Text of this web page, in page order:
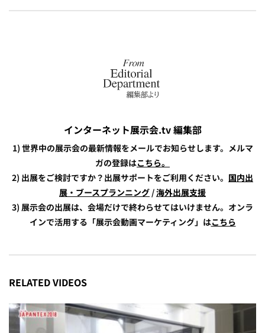
インターネット展示会.tv 編集部
1) 世界中の展示会の最新情報をメールでお知らせします。メルマ
ガの登録はこちら。
2) 出展をご検討ですか？出展サポートをご利用ください。 国内出
展・ブースプランニング /海外出展支援
3) 展示会の出展は、会場だけで終わらせてはいけません。オンラ
インで活用する「展示会動画マーケティング」はこちら
RELATED VIDEOS